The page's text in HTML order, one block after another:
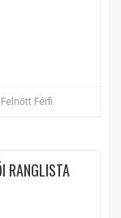
Férfi
RANGLISTA